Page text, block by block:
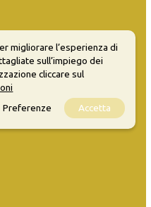
migliorare l’esperienza di
sull’impiego dei
cliccare sul
Preferenze
Accetta